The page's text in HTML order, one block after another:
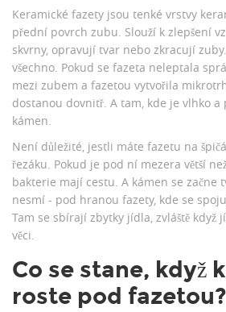
Keramické fazety jsou tenké vrstvy
přední povrch zubu. Slouží k zlepšení
skvrny, opravují tvar nebo zkracují
všechno. Pokud se fazeta neleptala
mezi zubem a fazetou vytvořila
dostanou dovnitř. A tam, kde je vlhko a
kámen.
Není důležité, jestli máte fazetu na
řezáku. Pokud je pod ní mezera větší
bakterie mají cestu. A kámen se začne
nesmí - pod hranou fazety, kde se
Tam se sbírají zbytky jídla, zvláště když
věci.
Co se stane, když
roste pod fazetou?